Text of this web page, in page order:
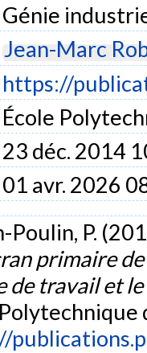
Génie
Jean-Marc
https://
École
23 déc. 2014
01 avr. 2026
Poulin, P.
primaire
de travail et